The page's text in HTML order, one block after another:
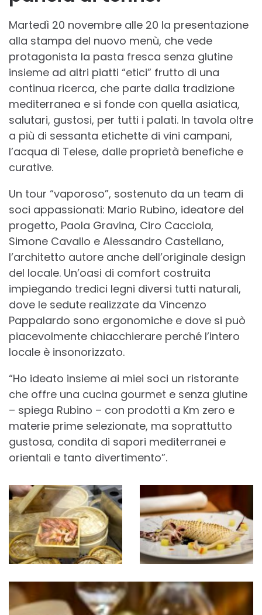
Martedì 20 novembre alle 20 la presentazione
alla stampa del nuovo menù, che vede
protagonista la pasta fresca senza glutine
insieme ad altri piatti “etici” frutto di una
continua ricerca, che parte dalla tradizione
mediterranea e si fonde con quella asiatica,
salutari, gustosi, per tutti i palati. In tavola oltre
a più di sessanta etichette di vini campani,
l’acqua di Telese, dalle proprietà benefiche e
curative.
Un tour “vaporoso”, sostenuto da un team di
soci appassionati: Mario Rubino, ideatore del
progetto, Paola Gravina, Ciro Cacciola,
Simone Cavallo e Alessandro Castellano,
l’architetto autore anche dell’originale design
del locale. Un’oasi di comfort costruita
impiegando tredici legni diversi tutti naturali,
dove le sedute realizzate da Vincenzo
Pappalardo sono ergonomiche e dove si può
piacevolmente chiacchierare perché l’intero
locale è insonorizzato.
“Ho ideato insieme ai miei soci un ristorante
che offre una cucina gourmet e senza glutine
– spiega Rubino – con prodotti a Km zero e
materie prime selezionate, ma soprattutto
gustosa, condita di sapori mediterranei e
orientali e tanto divertimento”.